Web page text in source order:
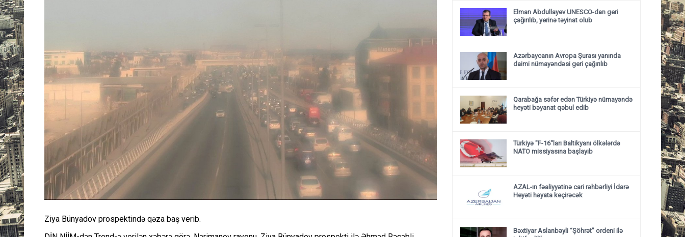
Ziya Bünyadov prospektində qəza baş verib.
Elman Abdullayev UNESCO-dan geri
çağırılıb, yerinə təyinat olub
Azərbaycanın Avropa Şurası yanında
daimi nümayəndəsi geri çağırılıb
Qarabağa səfər edən Türkiyə nümayəndə
heyəti bəyanat qəbul edib
Türkiyə "F-16"ları Baltikyanı ölkələrdə
NATO missiyasına başlayıb
AZAL-ın fəaliyyətinə cari rəhbərliyi İdarə
Heyəti həyata keçirəcək
Bəxtiyar Aslanbəyli “Şöhrət” ordeni ilə